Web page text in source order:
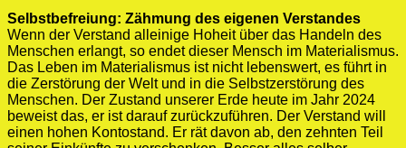
Selbstbefreiung: Zähmung des eigenen Verstandes
Wenn der Verstand alleinige Hoheit über das Handeln des
Menschen erlangt, so endet dieser Mensch im Materialismus.
Das Leben im Materialismus ist nicht lebenswert, es führt in
die Zerstörung der Welt und in die Selbstzerstörung des
Menschen. Der Zustand unserer Erde heute im Jahr 2024
beweist das, er ist darauf zurückzuführen. Der Verstand will
einen hohen Kontostand. Er rät davon ab, den zehnten Teil